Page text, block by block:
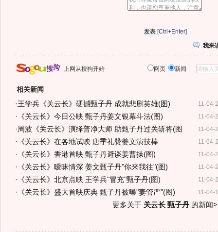
[Ctrl+Enter]
我来
上网从搜狗开始 网页 新闻
相关新闻
11-04-
·王学兵《关云长》硬撼甄子丹 成就悲剧英雄(图)
11-04-
· 《关云长》今日公映 甄子丹姜文银幕斗法(图)
11-04-
·周波《关云长》演绎普净大师 助甄子丹过关斩将(图
11-04-
· 《关云长》在各地试映 唐季礼赞姜文演技棒
11-04-
· 《关云长》香港首映 甄子丹避谈姜曹操(图)
11-04-
· 《关云长》暧昧情深 姜文甄子丹"你来我往"(图)
11-04-
· 《关云长》北京点映 王学兵"冒充"甄子丹(图)
11-04-
· 《关云长》盛大首映庆典 甄子丹被曝"妻管严"(图)
更多关于 关云长 甄子丹的新闻